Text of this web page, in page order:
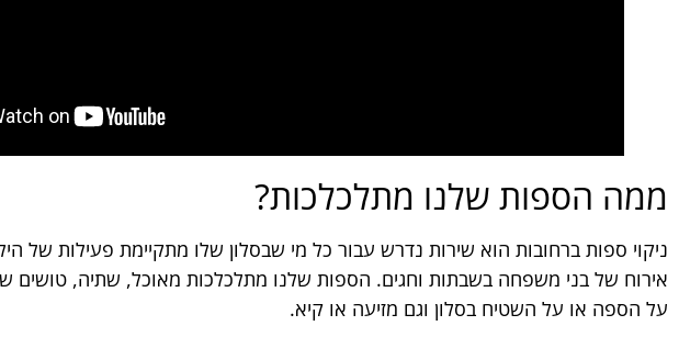
ממה הספות שלנו מתלכלכות?
ניקוי ספות ברחובות הוא שירות נדרש עבור כל מי שבסלון שלו מתקיימת פעילות של
אירוח של בני משפחה בשבתות וחגים. הספות שלנו מתלכלכות מאוכל, שתיה, טושים
על הספה או על השטיח בסלון וגם מזיעה או קיא.